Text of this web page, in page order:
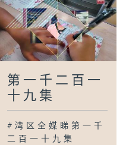
故事
飘进乡村
务
第一千二百一
十九集
#湾区全媒睇第一千
二百一十九集